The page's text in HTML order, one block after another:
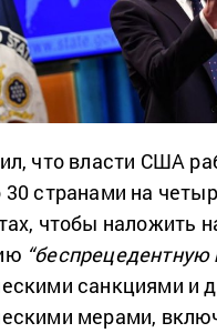
что власти США
странами на
чтобы наложить
“беспрецедентную
санкциями и
мерами,